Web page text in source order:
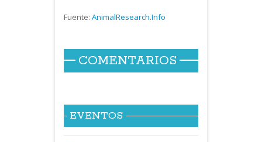
Fuente: AnimalResearch.Info
COMENTARIOS
EVENTOS